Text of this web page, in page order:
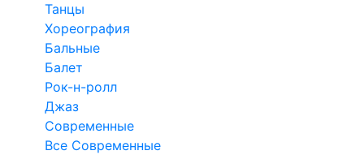
Танцы
Хореография
Бальные
Балет
Рок-н-ролл
Джаз
Современные
Все Современные